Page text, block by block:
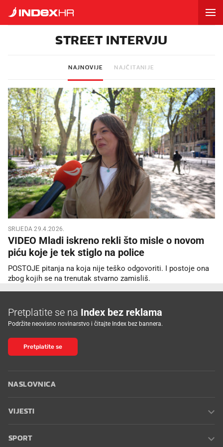
STREET INTERVJU
NAJNOVIJE NAJČITANIJE
SRIJEDA 29.4.2026.
VIDEO Mladi iskreno rekli što misle o novom
piću koje je tek stiglo na police
POSTOJE pitanja na koja nije teško odgovoriti. I postoje ona
zbog kojih se na trenutak stvarno zamisliš.
Pretplatite se na Index bez reklama
Podržite neovisno novinarstvo i čitajte Index bez bannera.
Pretplatite se
NASLOVNICA
VIJESTI
SPORT